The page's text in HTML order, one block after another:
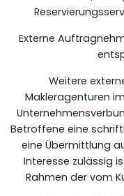
Externe
Weitere
Makleragenturen
Betroffene eine
eine Übermittlung
Interesse zulässig
Rahmen der vom